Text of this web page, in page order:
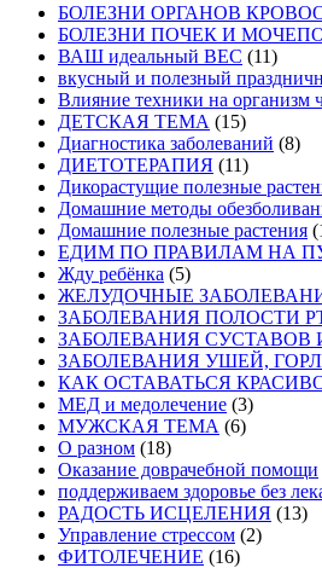
БОЛЕЗНИ ОРГАНОВ
БОЛЕЗНИ ПОЧЕК И
ВАШ идеальный ВЕС (11)
вкусный и полезный
Влияние техники на организм
ДЕТСКАЯ ТЕМА (15)
Диагностика заболеваний (8)
ДИЕТОТЕРАПИЯ (11)
Дикорастущие полезные
Домашние методы
Домашние полезные растения
ЕДИМ ПО ПРАВИЛАМ НА
Жду ребёнка (5)
ЖЕЛУДОЧНЫЕ
ЗАБОЛЕВАНИЯ ПОЛОСТИ
ЗАБОЛЕВАНИЯ СУСТАВОВ
ЗАБОЛЕВАНИЯ УШЕЙ,
КАК ОСТАВАТЬСЯ
МЕД и медолечение (3)
МУЖСКАЯ ТЕМА (6)
О разном (18)
Оказание доврачебной помощи
поддерживаем здоровье без
РАДОСТЬ ИСЦЕЛЕНИЯ (13)
Управление стрессом (2)
ФИТОЛЕЧЕНИЕ (16)